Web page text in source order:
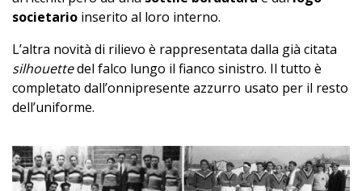
societario inserito al loro interno.
L’altra novità di rilievo è rappresentata dalla già citata
silhouettedel falco lungo il fianco sinistro. Il tutto è
completato dall’onnipresente azzurro usato per il resto
dell’uniforme.